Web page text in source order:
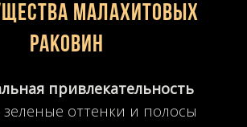
малахитовых
раковин
привлекательность
зеленые оттенки и полосы